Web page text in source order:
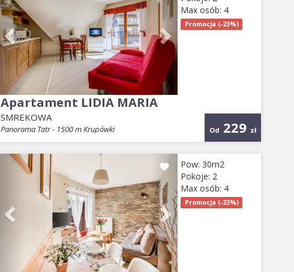
Od 229 zł
Max osób: 4
Promocja (-23%)
Apartament LIDIA MARIA
SMREKOWA
Panorama Tatr - 1500 m Krupówki
Previous NextPow: 30m2
Pokoje: 2
Max osób: 4
Promocja (-23%)